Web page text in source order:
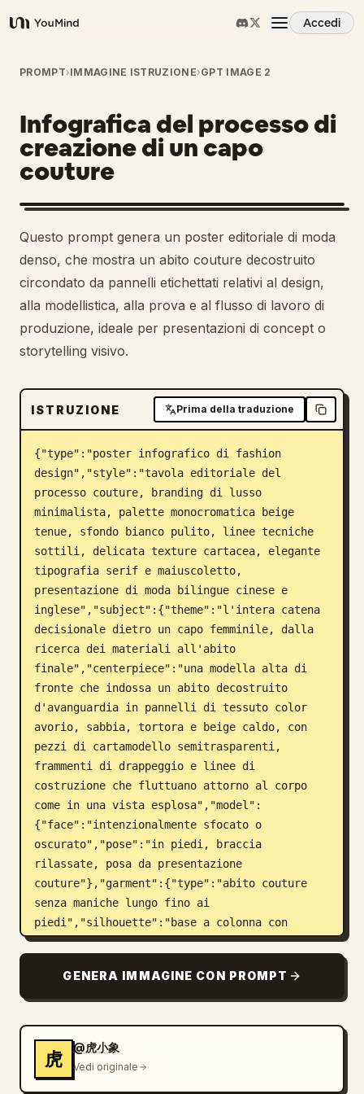
YouMind
Accedi
Panoramica
Casi d'uso
Abilità
Prompt
Prezzi
Scarica
Blog
PROMPT›IMMAGINE ISTRUZIONE›GPT IMAGE 2
Infografica del processo di
creazione di un capo
couture
Questo prompt genera un poster editoriale di moda
denso, che mostra un abito couture decostruito
circondato da pannelli etichettati relativi al design,
alla modellistica, alla prova e al flusso di lavoro di
produzione, ideale per presentazioni di concept o
storytelling visivo.
ISTRUZIONE Prima della traduzione
{"type":"poster infografico di fashion
design","style":"tavola editoriale del
processo couture, branding di lusso
minimalista, palette monocromatica beige
tenue, sfondo bianco pulito, linee tecniche
sottili, delicata texture cartacea, elegante
tipografia serif e maiuscoletto,
presentazione di moda bilingue cinese e
inglese","subject":{"theme":"l'intera catena
decisionale dietro un capo femminile, dalla
ricerca dei materiali all'abito
finale","centerpiece":"una modella alta di
fronte che indossa un abito decostruito
d'avanguardia in pannelli di tessuto color
avorio, sabbia, tortora e beige caldo, con
pezzi di cartamodello semitrasparenti,
frammenti di drappeggio e linee di
costruzione che fluttuano attorno al corpo
come in una vista esplosa","model":
{"face":"intenzionalmente sfocato o
oscurato","pose":"in piedi, braccia
rilassate, posa da presentazione
couture"},"garment":{"type":"abito couture
senza maniche lungo fino ai
piedi","silhouette":"base a colonna con
drammatici drappeggi asimmetrici a strati,
ed estensioni frammentate simili a
cartamodelli","materials":"tessuto opaco,
texture di tela di mussola, estetica da
cartamodello"}},"layout":
{"orientation":"poster
GENERA IMMAGINE CON PROMPT
虎
@虎小象
Vedi originale